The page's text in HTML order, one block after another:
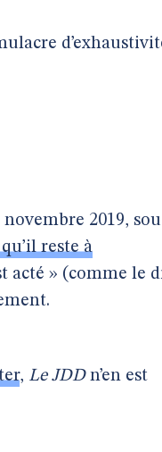
2019,
reste à
acté » (comme le
, Le JDDn’en est